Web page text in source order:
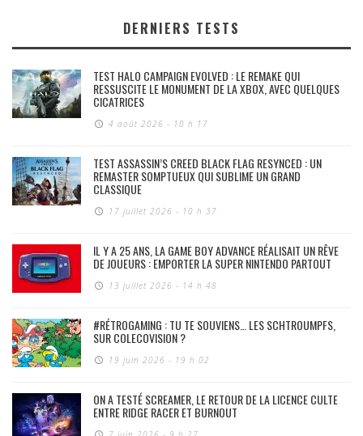
DERNIERS TESTS
TEST HALO CAMPAIGN EVOLVED : LE REMAKE QUI
RESSUSCITE LE MONUMENT DE LA XBOX, AVEC QUELQUES
CICATRICES
4 août 2026 - 10 h 17
TEST ASSASSIN’S CREED BLACK FLAG RESYNCED : UN
REMASTER SOMPTUEUX QUI SUBLIME UN GRAND
CLASSIQUE
17 juillet 2026 - 10 h 37
IL Y A 25 ANS, LA GAME BOY ADVANCE RÉALISAIT UN RÊVE
DE JOUEURS : EMPORTER LA SUPER NINTENDO PARTOUT
13 juillet 2026 - 14 h 48
#RÉTROGAMING : TU TE SOUVIENS… LES SCHTROUMPFS,
SUR COLECOVISION ?
19 juin 2026 - 19 h 02
ON A TESTÉ SCREAMER, LE RETOUR DE LA LICENCE CULTE
ENTRE RIDGE RACER ET BURNOUT